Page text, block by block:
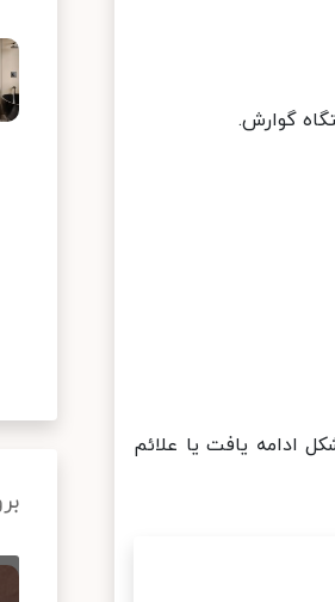
گوارش.
ادامه یافت یا علائم